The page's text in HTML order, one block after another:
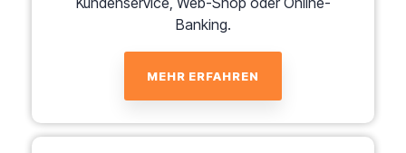
Banking.
MEHR ERFAHREN